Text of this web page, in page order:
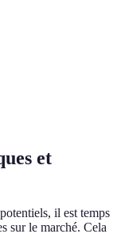
et
il est temps
sur le marché. Cela